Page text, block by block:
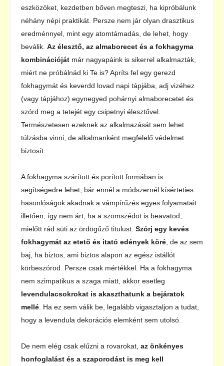
eszközöket, kezdetben bőven megteszi, ha kipróbálunk
néhány népi praktikát. Persze nem jár olyan drasztikus
eredménnyel, mint egy atomtámadás, de lehet, hogy
beválik. Az élesztő, az almaborecet és a fokhagyma
kombinációját már nagyapáink is sikerrel alkalmazták,
miért ne próbálnád ki Te is? Apríts fel egy gerezd
fokhagymát és keverdd lovad napi tápjába, adj vizéhez
(vagy tápjához) egynegyed pohárnyi almaborecetet és
szórd meg a tetejét egy csipetnyi élesztővel.
Természetesen ezeknek az alkalmazását sem lehet
túlzásba vinni, de alkalmanként megfelelő védelmet
biztosít.
A fokhagyma szárított és porított formában is
segítségedre lehet, bár ennél a módszernél kísérteties
hasonlóságok akadnak a vámpírűzés egyes folyamatait
illetően, így nem árt, ha a szomszédot is beavatod,
mielőtt rád süti az ördögűző titulust. Szórj egy kevés
fokhagymát az etető és itató edények köré, de az sem
baj, ha biztos, ami biztos alapon az egész istállót
körbeszórod. Persze csak mértékkel. Ha a fokhagyma
nem szimpatikus a szaga miatt, akkor esetleg
levendulacsokrokat is akaszthatunk a bejáratok
mellé. Ha ez sem válik be, legalább vigasztaljon a tudat,
hogy a levendula dekorációs elemként sem utolsó.
De nem elég csak elűzni a rovarokat, az önkényes
honfoglalást és a szaporodást is meg kell